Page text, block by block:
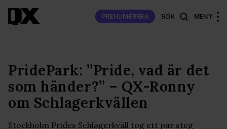
PRENUMERERA SÖK MENY
PridePark: ”Pride, vad är det
som händer?” – QX-Ronny
om Schlagerkvällen
Stockholm Prides Schlagerkväll tog ett par steg